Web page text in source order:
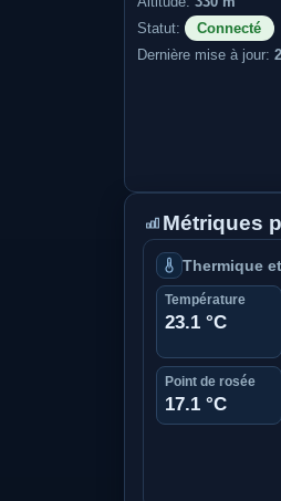
Statut:
Connecté
Dernière mise à jour:
Métriques
Thermique
Température
23.1 °C
Point de rosée
17.1 °C